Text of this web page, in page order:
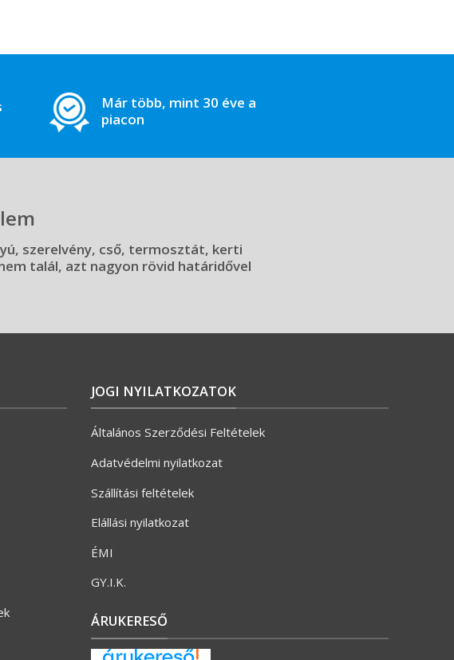
Már több, mint 30 éve a
piacon
szerelvény, cső, termosztát, kerti
talál, azt nagyon rövid határidővel
JOGI NYILATKOZATOK
Általános Szerződési Feltételek
Adatvédelmi nyilatkozat
Szállítási feltételek
Elállási nyilatkozat
ÉMI
GY.I.K.
ÁRUKERESŐ